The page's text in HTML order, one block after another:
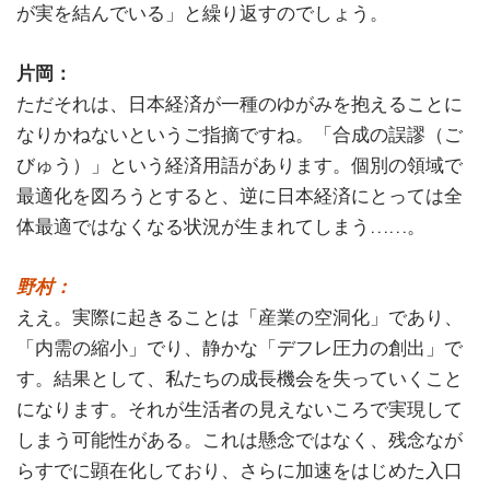
が実を結んでいる」と繰り返すのでしょう。
片岡：
ただそれは、日本経済が一種のゆがみを抱えることに
なりかねないというご指摘ですね。「合成の誤謬（ご
びゅう）」という経済用語があります。個別の領域で
最適化を図ろうとすると、逆に日本経済にとっては全
体最適ではなくなる状況が生まれてしまう……。
野村：
ええ。実際に起きることは「産業の空洞化」であり、
「内需の縮小」でり、静かな「デフレ圧力の創出」で
す。結果として、私たちの成長機会を失っていくこと
になります。それが生活者の見えないころで実現して
しまう可能性がある。これは懸念ではなく、残念なが
らすでに顕在化しており、さらに加速をはじめた入口